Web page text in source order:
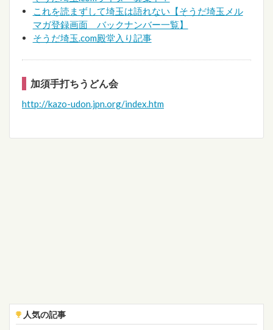
これを読まずして埼玉は語れない【そうだ埼玉メル
マガ登録画面 バックナンバー一覧】
そうだ埼玉.com殿堂入り記事
加須手打ちうどん会
http://kazo-udon.jpn.org/index.htm
人気の記事